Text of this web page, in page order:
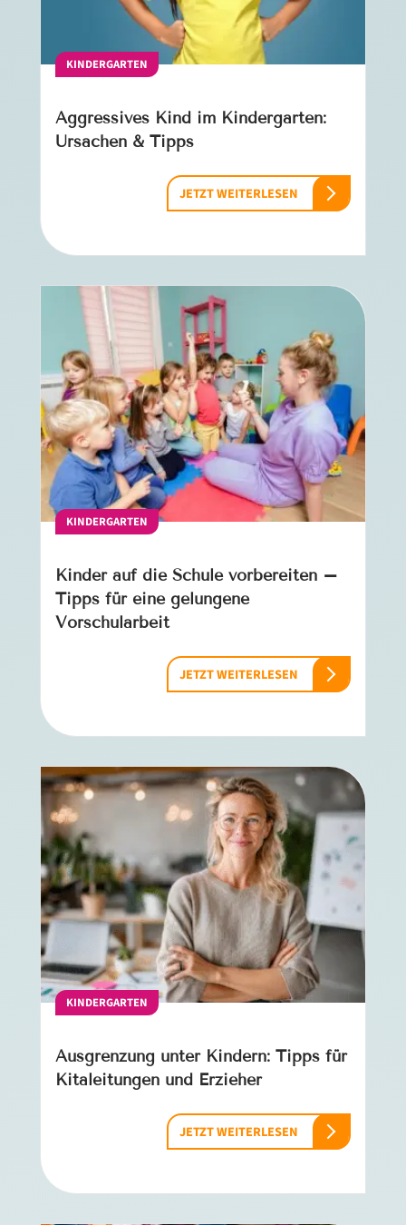
KINDERGARTEN
Aggressives Kind im Kindergarten:
Ursachen & Tipps
JETZT WEITERLESEN
KINDERGARTEN
Kinder auf die Schule vorbereiten –
Tipps für eine gelungene
Vorschularbeit
JETZT WEITERLESEN
KINDERGARTEN
Ausgrenzung unter Kindern: Tipps für
Kitaleitungen und Erzieher
JETZT WEITERLESEN